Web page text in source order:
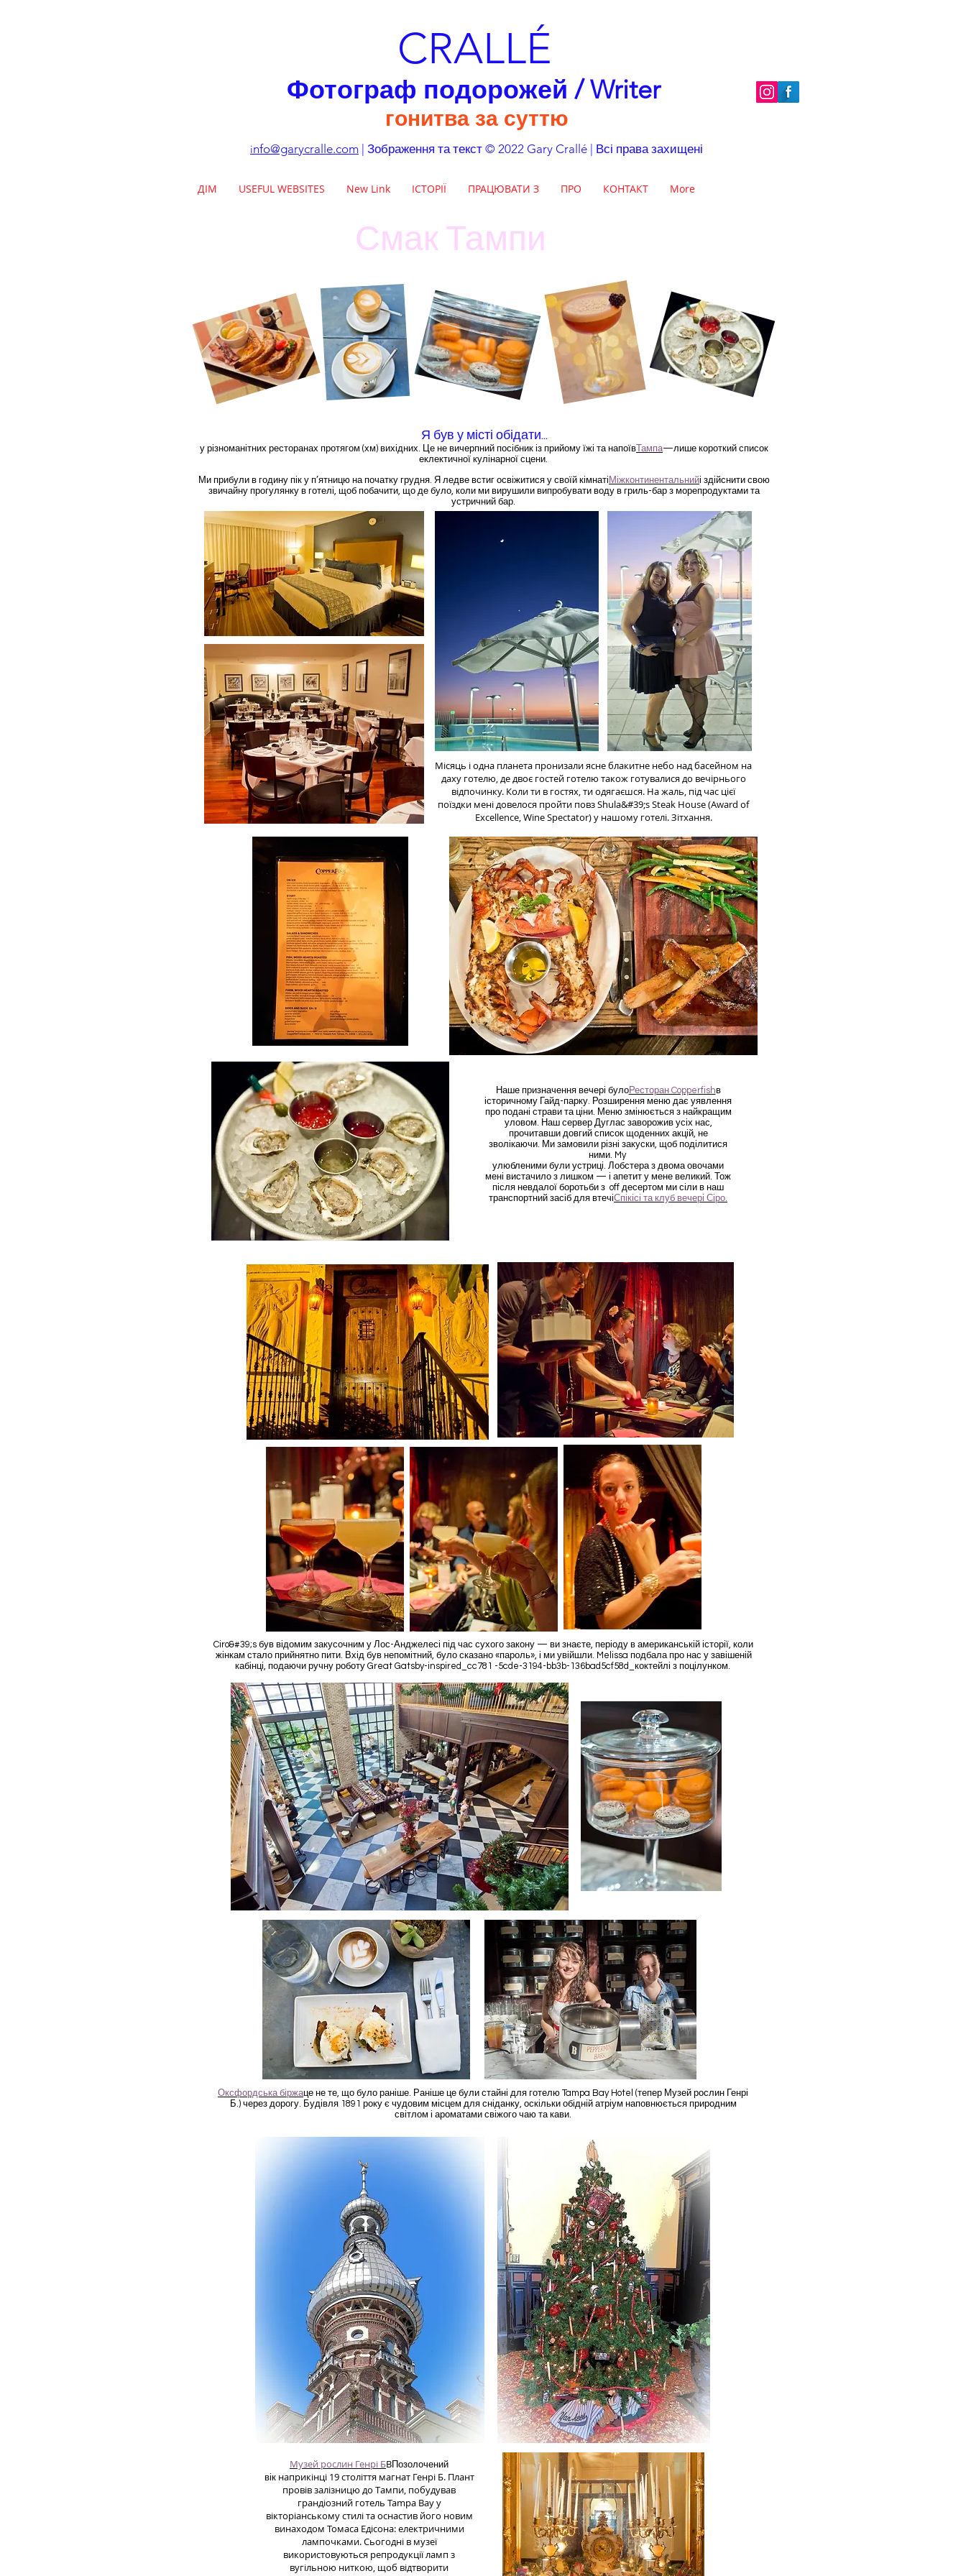
CRALLÉ
Фотограф подорожей / Writer
гонитва за суттю
info@garycralle.com | Зображення та текст © 2022 Gary Crallé | Всі права захищені
ДІМ USEFUL WEBSITES New Link ІСТОРІЇ ПРАЦЮВАТИ З ПРО КОНТАКТ More
Смак Тампи
Я був у місті обідати...
у різноманітних ресторанах протягом (хм) вихідних. Це не вичерпний посібник із прийому їжі та напоїв Тампа—лише короткий список
еклектичної кулінарної сцени.
Ми прибули в годину пік у п’ятницю на початку грудня. Я ледве встиг освіжитися у своїй кімнаті Міжконтинентальнийі здійснити свою
звичайну прогулянку в готелі, щоб побачити, що де було, коли ми вирушили випробувати воду в гриль-бар з морепродуктами та
устричний бар.
Місяць і одна планета пронизали ясне блакитне небо над басейном на
даху готелю, де двоє гостей готелю також готувалися до вечірнього
відпочинку. Коли ти в гостях, ти одягаєшся. На жаль, під час цієї
поїздки мені довелося пройти повз Shula&#39;s Steak House (Award of
Excellence, Wine Spectator) у нашому готелі. Зітхання.
Наше призначення вечері булоРесторан Copperfishв
історичному Гайд-парку. Розширення меню дає уявлення
про подані страви та ціни. Меню змінюється з найкращим
уловом. Наш сервер Дуглас заворожив усіх нас,
прочитавши довгий список щоденних акцій, не
зволікаючи. Ми замовили різні закуски, щоб поділитися
ними. My
улюбленими були устриці. Лобстера з двома овочами
мені вистачило з лишком — і апетит у мене великий. Тож
після невдалої боротьби з off десертом ми сіли в наш
транспортний засіб для втечіСпікісі та клуб вечері Сіро.
Ciro&#39;s був відомим закусочним у Лос-Анджелесі під час сухого закону — ви знаєте, періоду в американській історії, коли
жінкам стало прийнятно пити. Вхід був непомітний, було сказано «пароль», і ми увійшли. Melissa подбала про нас у завішеній
кабінці, подаючи ручну роботу Great Gatsby-inspired_cc781 -5cde-3194-bb3b-136bad5cf58d_коктейлі з поцілунком.
Оксфордська біржаце не те, що було раніше. Раніше це були стайні для готелю Tampa Bay Hotel (тепер Музей рослин Генрі
Б.) через дорогу. Будівля 1891 року є чудовим місцем для сніданку, оскільки обідній атріум наповнюється природним
світлом і ароматами свіжого чаю та кави.
Музей рослин Генрі БВ Позолочений
вікнаприкінці 19 століття магнат Генрі Б. Плант
провів залізницю до Тампи, побудував
грандіозний готель Tampa Bay у
вікторіанському стилі та оснастив його новим
винаходом Томаса Едісона: електричними
лампочками. Сьогодні в музеї
використовуються репродукції ламп з
вугільною ниткою, щоб відтворити